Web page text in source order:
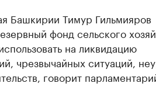
Башкирии Тимур Гильмияров
фонд сельского
на ликвидацию
чрезвычайных ситуаций,
говорит